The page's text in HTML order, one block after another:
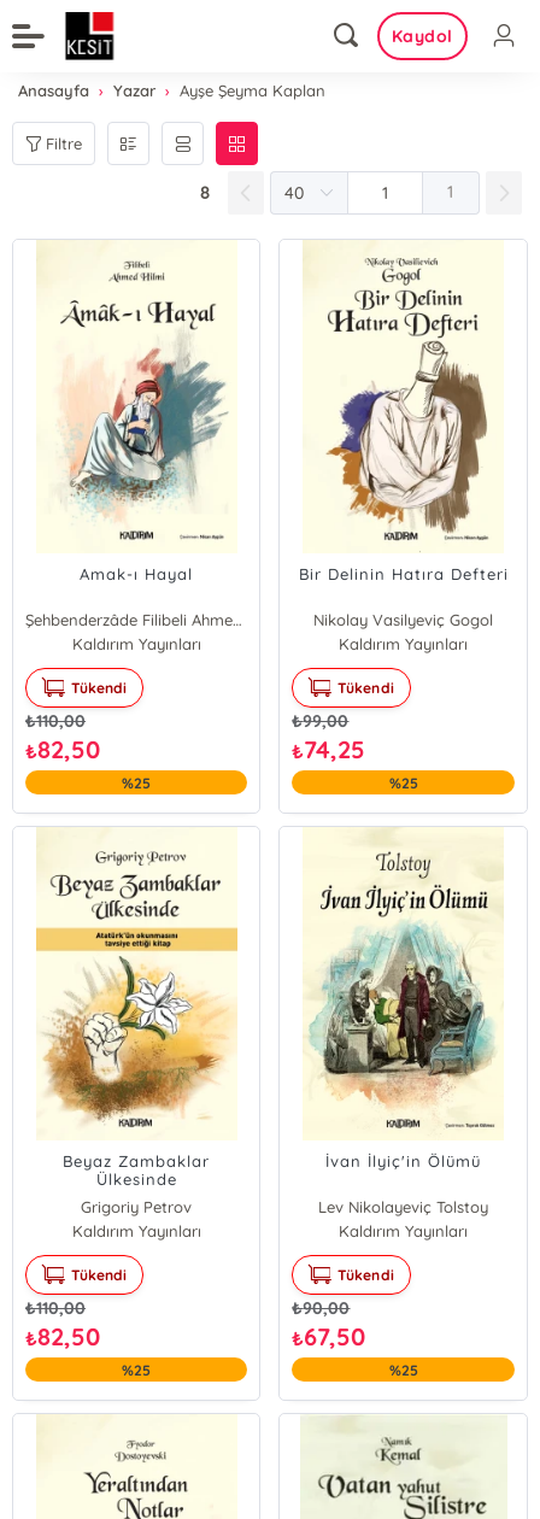
Kaydol
Anasayfa Yazar Ayşe Şeyma Kaplan
Filtre
8 1
Amak-ı Hayal
Şehbenderzâde Filibeli Ahmed Hilmi
Kaldırım Yayınları
Tükendi
₺110,00
₺82,50
%25
Bir Delinin Hatıra Defteri
Nikolay Vasilyeviç Gogol
Kaldırım Yayınları
Tükendi
₺99,00
₺74,25
%25
Beyaz Zambaklar
Ülkesinde
Grigoriy Petrov
Kaldırım Yayınları
Tükendi
₺110,00
₺82,50
%25
İvan İlyiç'in Ölümü
Lev Nikolayeviç Tolstoy
Kaldırım Yayınları
Tükendi
₺90,00
₺67,50
%25